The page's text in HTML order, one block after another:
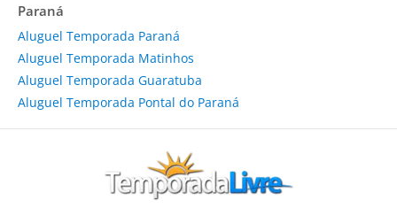
Paraná
Aluguel Temporada Paraná
Aluguel Temporada Matinhos
Aluguel Temporada Guaratuba
Aluguel Temporada Pontal do Paraná